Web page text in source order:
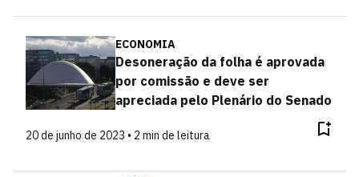
ECONOMIA
Desoneração da folha é aprovada
por comissão e deve ser
apreciada pelo Plenário do Senado
20 de junho de 2023 • 2 min de leitura